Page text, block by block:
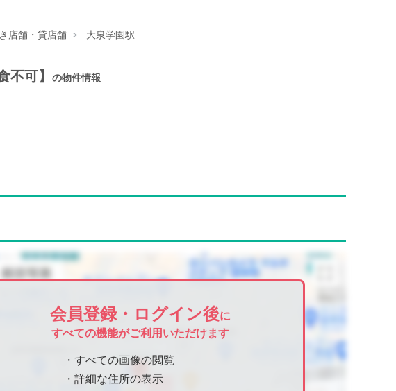
店舗・貸店舗
大泉学園駅
不可】 の物件情報
会員登録・ログイン後に
すべての機能がご利用いただけます
・すべての画像の閲覧
・詳細な住所の表示